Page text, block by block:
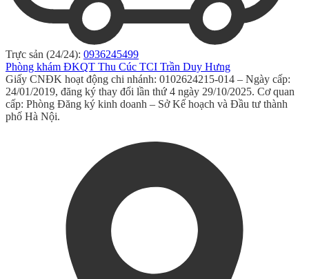
Trực sản (24/24): 0936245499
Phòng khám ĐKQT Thu Cúc TCI Trần Duy Hưng
Giấy CNĐK hoạt động chi nhánh: 0102624215-014 – Ngày cấp:
24/01/2019, đăng ký thay đổi lần thứ 4 ngày 29/10/2025. Cơ quan
cấp: Phòng Đăng ký kinh doanh – Sở Kế hoạch và Đầu tư thành
phố Hà Nội.